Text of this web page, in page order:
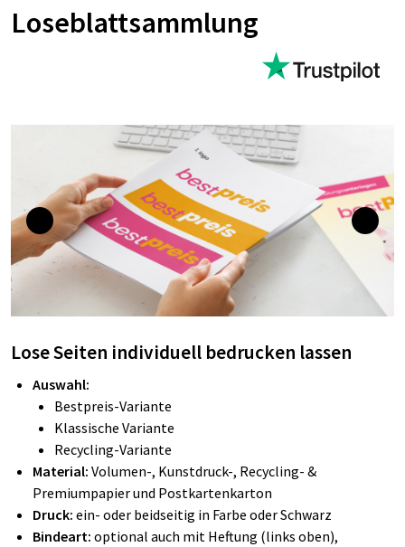
Loseblattsammlung
Lose Seiten individuell bedrucken lassen
Auswahl:
Bestpreis-Variante
Klassische Variante
Recycling-Variante
Material: Volumen-, Kunstdruck-, Recycling- &
Premiumpapier und Postkartenkarton
Druck: ein- oder beidseitig in Farbe oder Schwarz
Bindeart: optional auch mit Heftung (links oben),